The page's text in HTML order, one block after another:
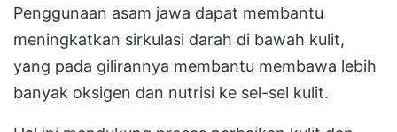
Penggunaan asam jawa dapat membantu
meningkatkan sirkulasi darah di bawah kulit,
yang pada gilirannya membantu membawa lebih
banyak oksigen dan nutrisi ke sel-sel kulit.